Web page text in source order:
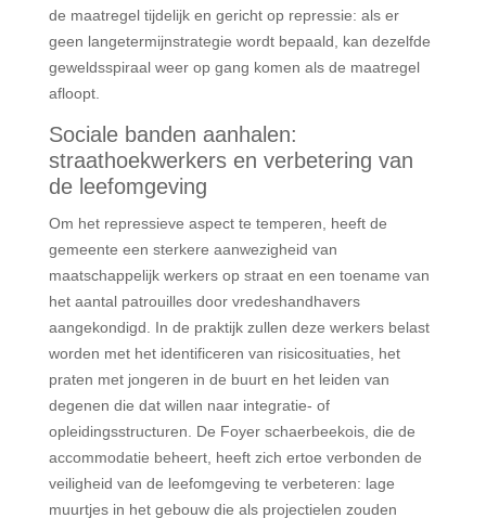
de maatregel tijdelijk en gericht op repressie: als er
geen langetermijnstrategie wordt bepaald, kan dezelfde
geweldsspiraal weer op gang komen als de maatregel
afloopt.
Sociale banden aanhalen:
straathoekwerkers en verbetering van
de leefomgeving
Om het repressieve aspect te temperen, heeft de
gemeente een sterkere aanwezigheid van
maatschappelijk werkers op straat en een toename van
het aantal patrouilles door vredeshandhavers
aangekondigd. In de praktijk zullen deze werkers belast
worden met het identificeren van risicosituaties, het
praten met jongeren in de buurt en het leiden van
degenen die dat willen naar integratie- of
opleidingsstructuren. De Foyer schaerbeekois, die de
accommodatie beheert, heeft zich ertoe verbonden de
veiligheid van de leefomgeving te verbeteren: lage
muurtjes in het gebouw die als projectielen zouden